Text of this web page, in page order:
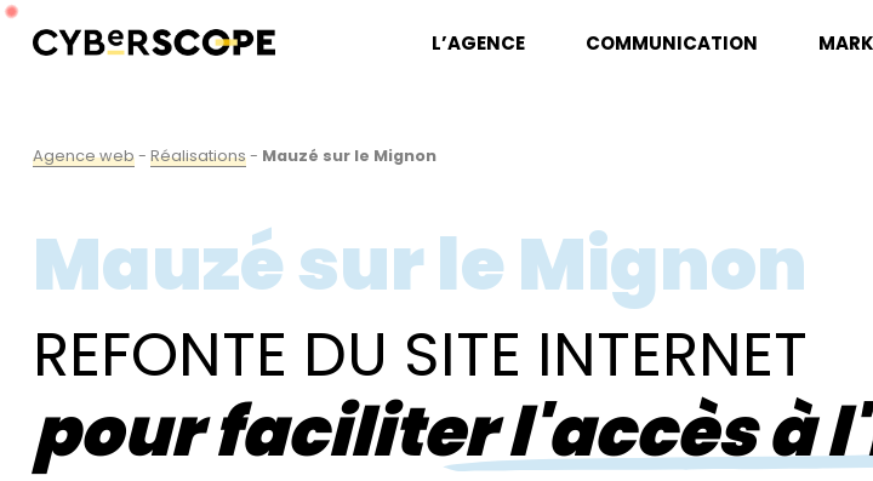
L’AGENCE COMMUNICATION
Agence web- Réalisations- Mauzé sur le Mignon
Mauzé sur le Mignon
REFONTE DU SITE INTERNET
pour faciliter l'accès à